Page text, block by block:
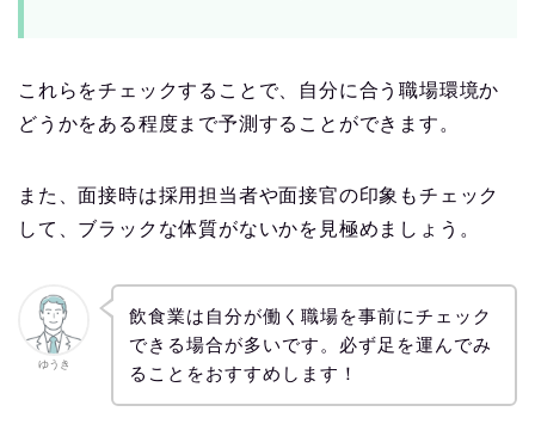
これらをチェックすることで、自分に合う職場環境か
どうかをある程度まで予測することができます。
また、面接時は採用担当者や面接官の印象もチェック
して、ブラックな体質がないかを見極めましょう。
ゆうき
飲食業は自分が働く職場を事前にチェック
できる場合が多いです。必ず足を運んでみ
ることをおすすめします！